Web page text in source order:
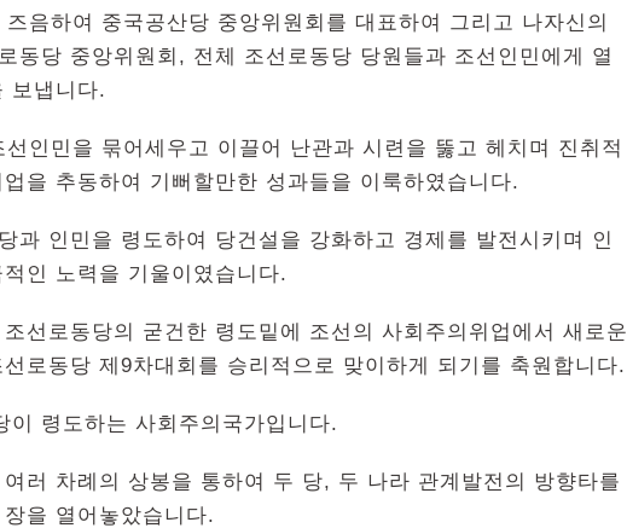
음하여 중국공산당 중앙위원회를 대표하여 그리고 나자신의
동당 중앙위원회, 전체 조선로동당 당원들과 조선인민에게 열
보냅니다.
인민을 묶어세우고 이끌어 난관과 시련을 뚫고 헤치며 진취적
을 추동하여 기뻐할만한 성과들을 이룩하였습니다.
과 인민을 령도하여 당건설을 강화하고 경제를 발전시키며 인
인 노력을 기울이였습니다.
선로동당의 굳건한 령도밑에 조선의 사회주의위업에서 새로운
로동당 제9차대회를 승리적으로 맞이하게 되기를 축원합니다.
이 령도하는 사회주의국가입니다.
러 차례의 상봉을 통하여 두 당, 두 나라 관계발전의 방향타를
을 열어놓았습니다.